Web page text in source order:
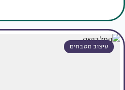
עיצוב מטבחים